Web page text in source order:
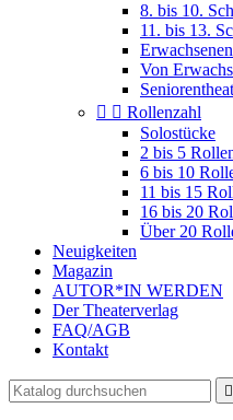
8. bis 10.
11. bis 13.
Von
  Rollenzahl
Solostücke
2 bis 5
6 bis 10
11 bis 15
16 bis 20
Über 20
Neuigkeiten
Magazin
AUTOR*IN WERDEN
Der Theaterverlag
FAQ/AGB
Kontakt
